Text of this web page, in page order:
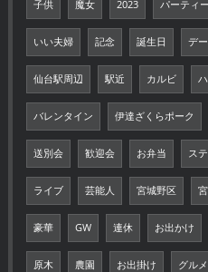
子供 魔女 2023 パーティー
いい夫婦 記念 誕生日 デ
仙台駅周辺 駅近 カルビ
バレンタイン 伊達ざくらポーク
送別会 歓迎会 お弁当 ス
ライブ 芸能人 宮城野区
豪華 GW 連休 お出かけ
原木 農園 お出掛け グルメ